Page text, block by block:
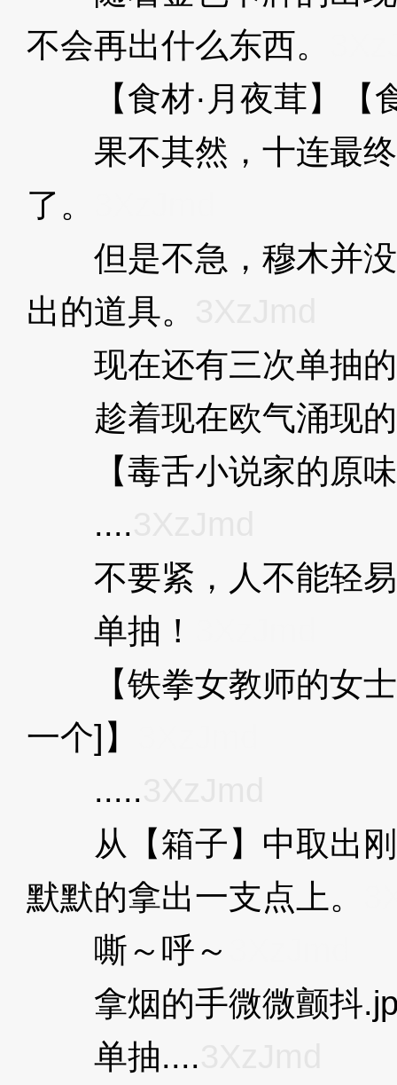
不会再出什么东西。
【食材·月夜茸】【
果不其然，十连最终
了。
但是不急，穆木并没
出的道具。
现在还有三次单抽的
趁着现在欧气涌现的
【毒舌小说家的原味
....
不要紧，人不能轻易
单抽！
【铁拳女教师的女士
一个]】
.....
从【箱子】中取出刚
默默的拿出一支点上。
嘶～呼～
拿烟的手微微颤抖
单抽....